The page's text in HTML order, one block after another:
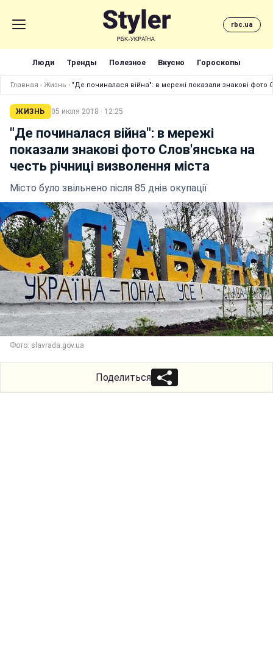
rbc.ua
Люди Тренды Полезное Вкусно Гороскопы
Главная › Жизнь › "Де починалася війна": в мережі показали знакові фото
ЖИЗНЬ 05 июля 2018 · 12:25
"Де починалася війна": в мережі
показали знакові фото Слов'янська на
честь річниці визволення міста
Місто було звільнено після 85 днів окупації
Фото: slavrada.gov.ua
Поделиться